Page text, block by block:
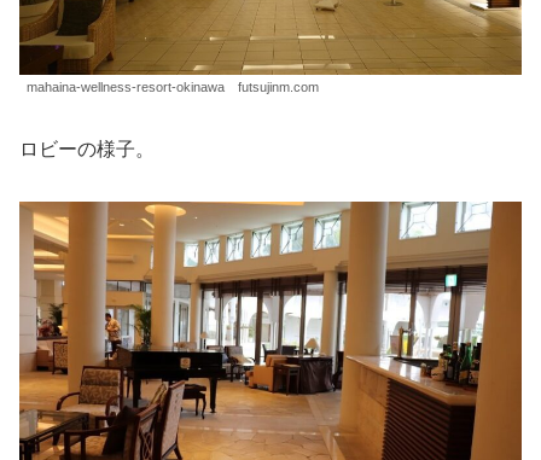
mahaina-wellness-resort-okinawa futsujinm.com
ロビーの様子。